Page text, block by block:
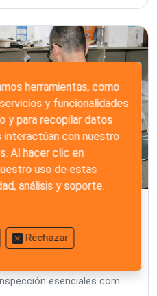
desde la preproducción
Su guía de
para el hogar en Asia
esenciales como
herramientas, como
y funcionalidades
y para recopilar datos
con nuestro
Al hacer clic en
uso de estas
análisis y soporte.
Rechazar